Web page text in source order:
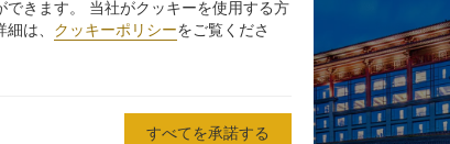
きます。 当社がクッキーを使用する方
は、 クッキーポリシーをご覧くださ
すべてを承諾する